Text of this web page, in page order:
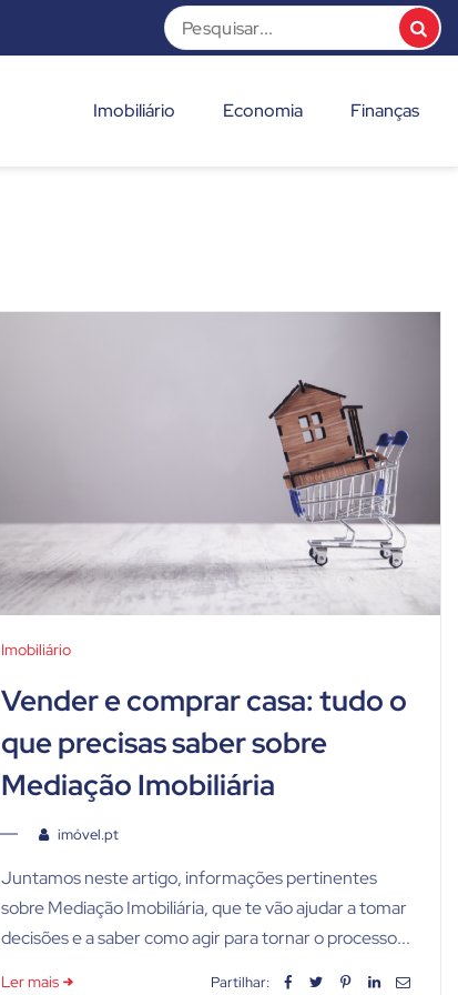
Imobiliário Economia Finanças
Imobiliário
Vender e comprar casa: tudo o
que precisas saber sobre
Mediação Imobiliária
imóvel.pt
Juntamos neste artigo, informações pertinentes
sobre Mediação Imobiliária, que te vão ajudar a tomar
decisões e a saber como agir para tornar o processo...
Ler mais Partilhar: